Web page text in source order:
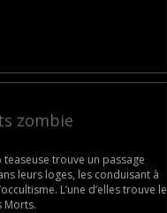
zombie
teaseuse trouve un passage
leurs loges, les conduisant à
L’une d’elles trouve le
Morts.